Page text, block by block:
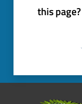
this page?